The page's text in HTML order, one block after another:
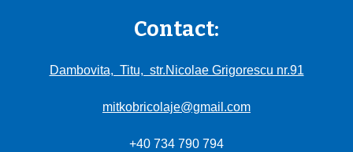
Contact:
Dambovita, Titu, str.Nicolae Grigorescu nr.91
mitkobricolaje@gmail.com
+40 734 790 794